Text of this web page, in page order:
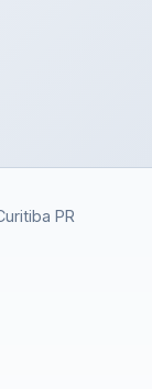
PR